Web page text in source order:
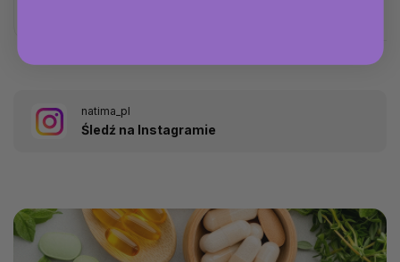
natima_pl
Śledź na Instagramie